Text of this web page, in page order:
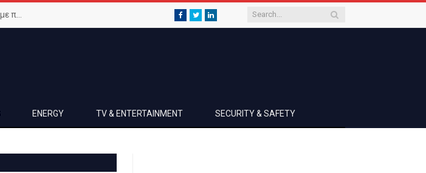
Μεγιστοποιήστε την ικανοποίηση και αφοσίωση των πελατών με προηγμένο Wi-Fi δίκτυο Facebook
TwitterLinkedIn
ENERGY TV & ENTERTAINMENT SECURITY & SAFETY